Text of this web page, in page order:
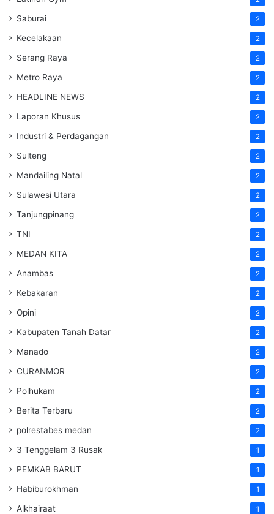
Saburai 2
Kecelakaan 2
Serang Raya 2
Metro Raya 2
HEADLINE NEWS 2
Laporan Khusus 2
Industri & Perdagangan 2
Sulteng 2
Mandailing Natal 2
Sulawesi Utara 2
Tanjungpinang 2
TNI 2
MEDAN KITA 2
Anambas 2
Kebakaran 2
Opini 2
Kabupaten Tanah Datar 2
Manado 2
CURANMOR 2
Polhukam 2
Berita Terbaru 2
polrestabes medan 2
3 Tenggelam 3 Rusak 1
PEMKAB BARUT 1
Habiburokhman 1
Alkhairaat 1